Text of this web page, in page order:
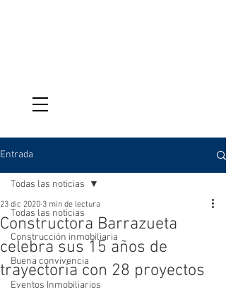
Entrada
Todas las noticias
Construcción inmobiliaria
Buena convivencia
Eventos Inmobiliarios
Todas las noticias
Constructora Barrazueta
celebra sus 15 años de
trayectoria con 28 proyectos
23 dic 2020 3 min de lectura